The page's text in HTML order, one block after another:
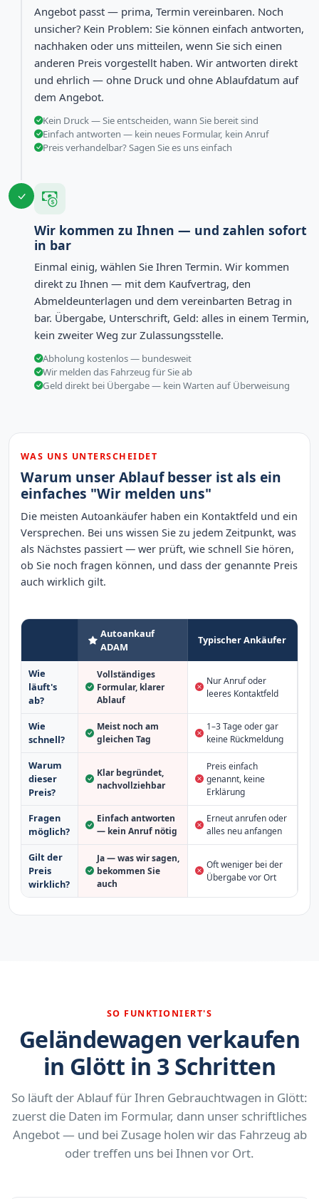
Angebot passt — prima, Termin vereinbaren. Noch
unsicher? Kein Problem: Sie können einfach antworten,
nachhaken oder uns mitteilen, wenn Sie sich einen
anderen Preis vorgestellt haben. Wir antworten direkt
und ehrlich — ohne Druck und ohne Ablaufdatum auf
dem Angebot.
Kein Druck — Sie entscheiden, wann Sie bereit sind
Einfach antworten — kein neues Formular, kein Anruf
Preis verhandelbar? Sagen Sie es uns einfach
Wir kommen zu Ihnen — und zahlen sofort
in bar
Einmal einig, wählen Sie Ihren Termin. Wir kommen
direkt zu Ihnen — mit dem Kaufvertrag, den
Abmeldeunterlagen und dem vereinbarten Betrag in
bar. Übergabe, Unterschrift, Geld: alles in einem Termin,
kein zweiter Weg zur Zulassungsstelle.
Abholung kostenlos — bundesweit
Wir melden das Fahrzeug für Sie ab
Geld direkt bei Übergabe — kein Warten auf Überweisung
WAS UNS UNTERSCHEIDET
Warum unser Ablauf besser ist als ein
einfaches "Wir melden uns"
Die meisten Autoankäufer haben ein Kontaktfeld und ein
Versprechen. Bei uns wissen Sie zu jedem Zeitpunkt, was
als Nächstes passiert — wer prüft, wie schnell Sie hören,
ob Sie noch fragen können, und dass der genannte Preis
auch wirklich gilt.
Autoankauf
ADAM
Typischer Ankäufer
Wie
läuft's
ab?
Vollständiges
Formular, klarer
Ablauf
Nur Anruf oder
leeres Kontaktfeld
Wie
schnell?
Meist noch am
gleichen Tag
1–3 Tage oder gar
keine Rückmeldung
Warum
dieser
Preis?
Klar begründet,
nachvollziehbar
Preis einfach
genannt, keine
Erklärung
Fragen
möglich?
Einfach antworten
— kein Anruf nötig
Erneut anrufen oder
alles neu anfangen
Gilt der
Preis
wirklich?
Ja — was wir sagen,
bekommen Sie
auch
Oft weniger bei der
Übergabe vor Ort
SO FUNKTIONIERT'S
Geländewagen verkaufen
in Glött in 3 Schritten
So läuft der Ablauf für Ihren Gebrauchtwagen in Glött:
zuerst die Daten im Formular, dann unser schriftliches
Angebot — und bei Zusage holen wir das Fahrzeug ab
oder treffen uns bei Ihnen vor Ort.